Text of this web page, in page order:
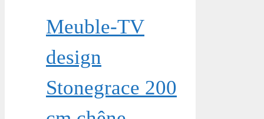
Meuble-TV
design
Stonegrace 200